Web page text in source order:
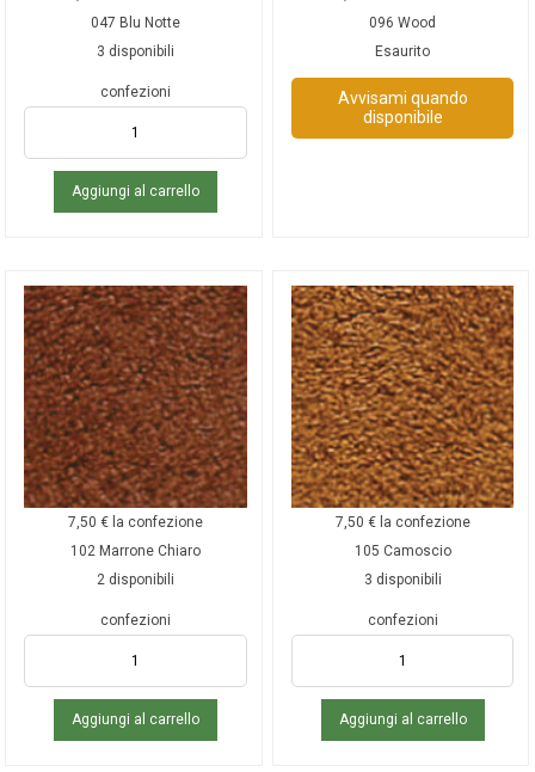
047 Blu Notte
3 disponibili
confezioni
Aggiungi al carrello
096 Wood
Esaurito
Avvisami quando
disponibile
7,50 € la confezione
102 Marrone Chiaro
2 disponibili
confezioni
Aggiungi al carrello
7,50 € la confezione
105 Camoscio
3 disponibili
confezioni
Aggiungi al carrello